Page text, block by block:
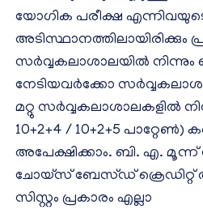
യോഗിക പരീക്ഷ
അടിസ്ഥാനത്തിലായിരിക്കും
സർവ്വകലാശാലയിൽ നിന്നും
നേടിയവർക്കോ
മറ്റു സർവ്വകലാശാലകളിൽ
10+2+4 / 10+2+5
അപേക്ഷിക്കാം. ബി. എ. മൂന്ന്
ചോയ്‌സ് ബേസ്ഡ് ക്രെഡിറ്റ്
സിസ്റ്റം പ്രകാരം എല്ലാ